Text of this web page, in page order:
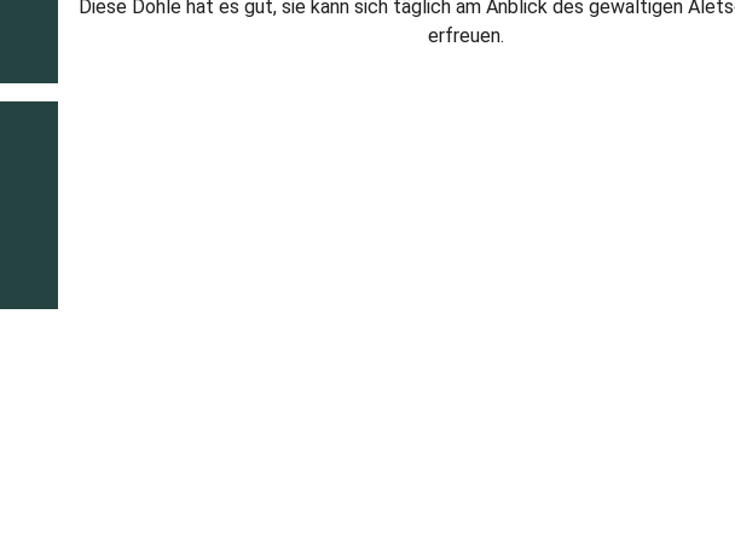
Diese Dohle hat es gut, sie kann sich täglich am Anblick des gewaltigen
erfreuen.